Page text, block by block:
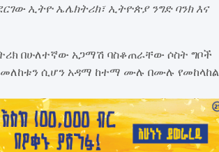
ኢትዮ ኤሌክትሪክ፣ ኢትዮጵያ ንግድ ባንክ እና
በሁለተኛው አጋማሽ ባስቆጠራቸው ሶስት ግቦች
ሲሆን አዳማ ከተማ ሙሉ በሙሉ የመከላከል